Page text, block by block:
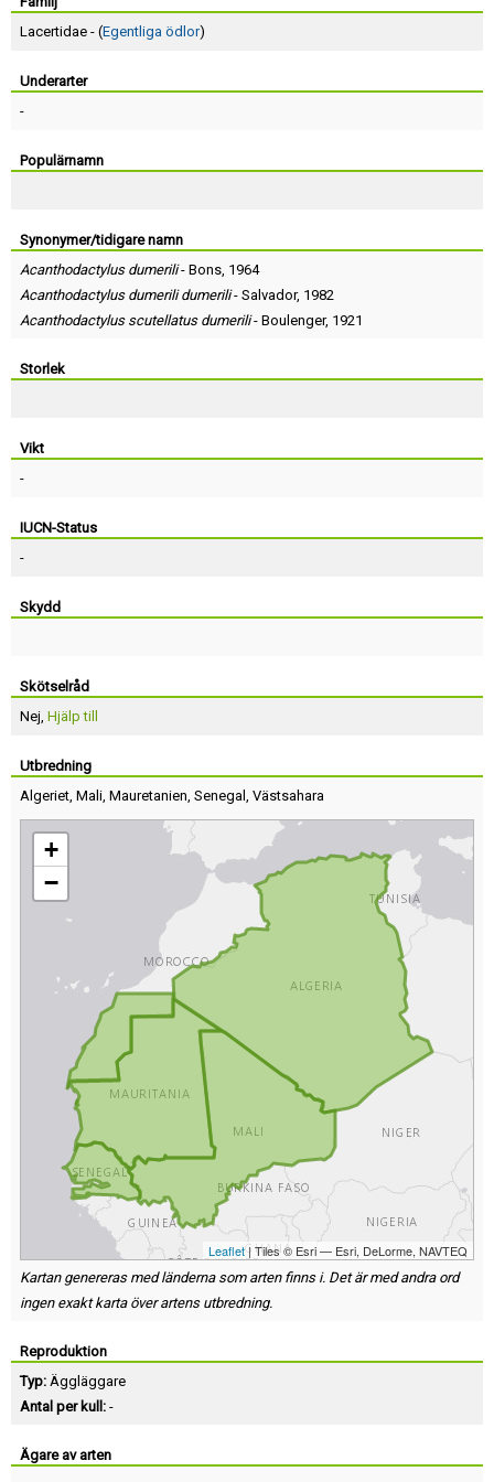
Lacertidae - (Egentliga ödlor)
Underarter
-
Populärnamn
Synonymer/tidigare namn
Acanthodactylus dumerili- Bons, 1964
Acanthodactylus dumerili dumerili- Salvador, 1982
Acanthodactylus scutellatus dumerili- Boulenger, 1921
Storlek
Vikt
-
IUCN-Status
-
Skydd
Skötselråd
Nej, Hjälp till
Utbredning
Algeriet, Mali, Mauretanien, Senegal , Västsahara
+
−
Leaflet| Tiles © Esri — Esri, DeLorme, NAVTEQ
Kartan genereras med länderna som arten finns i. Det är med andra ord
ingen exakt karta över artens utbredning.
Reproduktion
Typ: Äggläggare
Antal per kull: -
Ägare av arten